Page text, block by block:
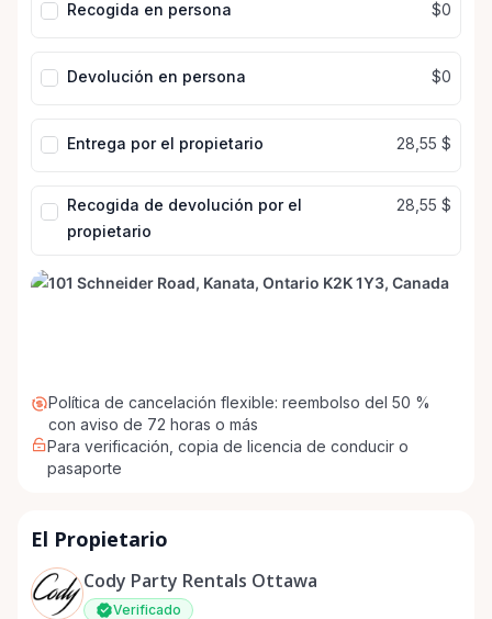
Recogida en persona $0
Devolución en persona $0
Entrega por el propietario 28,55 $
Recogida de devolución por el
propietario
28,55 $
Política de cancelación flexible: reembolso del 50 %
con aviso de 72 horas o más
Para verificación, copia de licencia de conducir o
pasaporte
El Propietario
Cody Party Rentals Ottawa
Verificado